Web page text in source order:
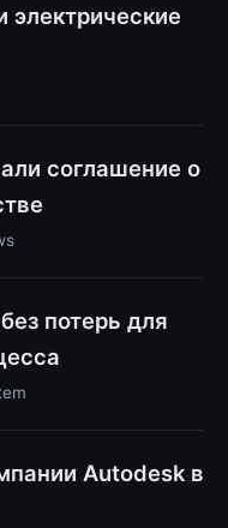
соглашение о
потерь для
Autodesk в